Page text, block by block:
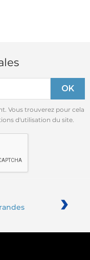
Vous trouverez pour cela
d'utilisation du site.
›